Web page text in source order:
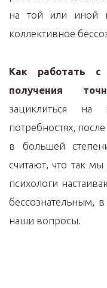
на той или иной
коллективное
Как работать
получения
зациклиться
потребностях,
в большей
считают, что так
психологи
бессознательным,
наши вопросы.